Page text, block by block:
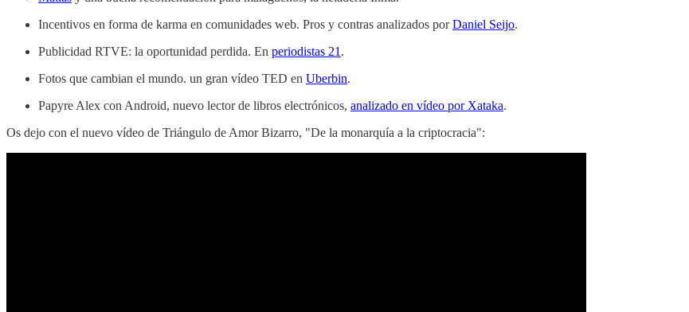
Incentivos en forma de karma en comunidades web. Pros y contras analizados porDaniel Seijo.
Publicidad RTVE: la oportunidad perdida. En periodistas 21 .
Fotos que cambian el mundo. un gran vídeo TED en Uberbin.
Papyre Alex con Android, nuevo lector de libros electrónicos, analizado en vídeo por Xataka.
Os dejo con el nuevo vídeo de Triángulo de Amor Bizarro, "De la monarquía a la criptocracia":